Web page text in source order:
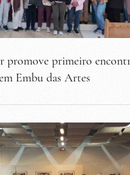
promove primeiro
Embu das Artes